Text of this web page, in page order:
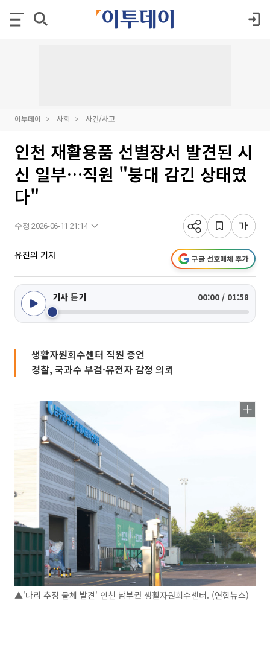
이투데이 사회 사건/사고
인천 재활용품 선별장서 발견된 시
신 일부…직원 "붕대 감긴 상태였
다"
수정 2026-06-11 21:14
유진의 기자 구글 선호매체 추가
기사 듣기 00:00 / 01:58
생활자원회수센터 직원 증언
경찰, 국과수 부검·유전자 감정 의뢰
▲'다리 추정 물체 발견' 인천 남부권 생활자원회수센터. (연합뉴스)